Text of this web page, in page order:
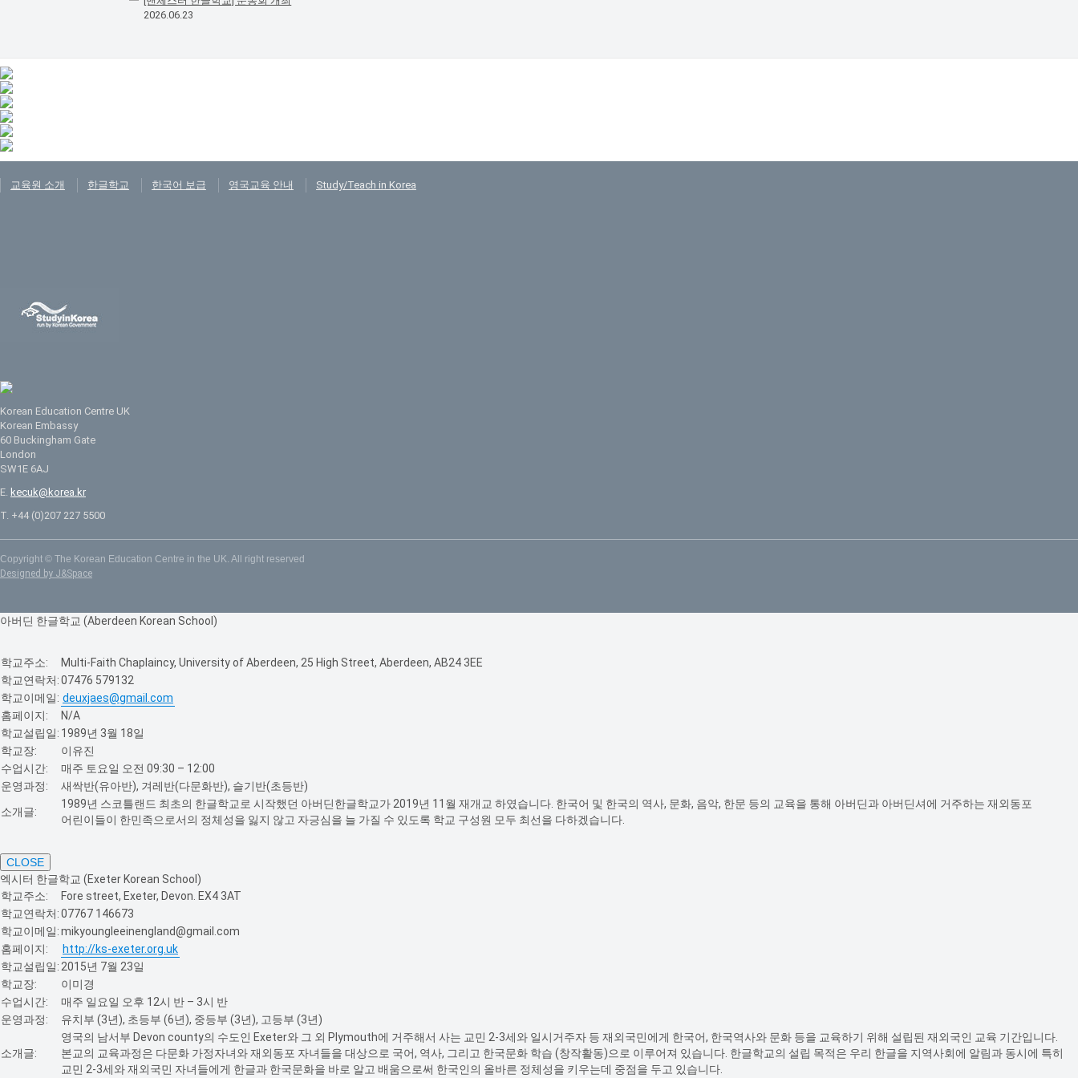
2026.06.23
교육원 소개 한글학교 한국어 보급 영국교육 안내 Study/Teach in Korea
Korean Education Centre UK
Korean Embassy
60 Buckingham Gate
London
SW1E 6AJ
E. kecuk@korea.kr
T. +44 (0)207 227 5500
Copyright © The Korean Education Centre in the UK. All right reserved
Designed by J&Space
아버딘 한글학교 (Aberdeen Korean School)
학교주소:
Multi-Faith Chaplaincy, University of Aberdeen, 25 High Street, Aberdeen, AB24 3EE
학교연락처:07476 579132
학교이메일: deuxjaes@gmail.com
홈페이지:
N/A
학교설립일: 1989년 3월 18일
학교장:
이유진
수업시간:
매주 토요일 오전 09:30 – 12:00
운영과정:
새싹반(유아반), 겨레반(다문화반), 슬기반(초등반)
소개글:
1989년 스코틀랜드 최초의 한글학교로 시작했던 아버딘한글학교가 2019년 11월 재개교 하였습니다. 한국어 및 한국의 역사, 문화, 음악, 한문 등의 교육을 통해 아버딘과 아버딘셔에 거주하는 재외동포
어린이들이 한민족으로서의 정체성을 잃지 않고 자긍심을 늘 가질 수 있도록 학교 구성원 모두 최선을 다하겠습니다.
CLOSE
엑시터 한글학교 (Exeter Korean School)
학교주소:
Fore street, Exeter, Devon. EX4 3AT
학교연락처:07767 146673
학교이메일:mikyoungleeinengland@gmail.com
홈페이지:
http://ks-exeter.org.uk
학교설립일:2015년 7월 23일
학교장:
이미경
수업시간:
매주 일요일 오후 12시 반 – 3시 반
운영과정:
유치부 (3년), 초등부 (6년), 중등부 (3년), 고등부 (3년)
소개글:
영국의 남서부 Devon county의 수도인 Exeter와 그 외 Plymouth에 거주해서 사는 교민 2-3세와 일시거주자 등 재외국민에게 한국어, 한국역사와 문화 등을 교육하기 위해 설립된 재외국인 교육 기간입니다.
본교의 교육과정은 다문화 가정자녀와 재외동포 자녀들을 대상으로 국어, 역사, 그리고 한국문화 학습 (창작활동)으로 이루어져 있습니다. 한글학교의 설립 목적은 우리 한글을 지역사회에 알림과 동시에 특히
교민 2-3세와 재외국민 자녀들에게 한글과 한국문화을 바로 알고 배움으로써 한국인의 올바른 정체성을 키우는데 중점을 두고 있습니다.